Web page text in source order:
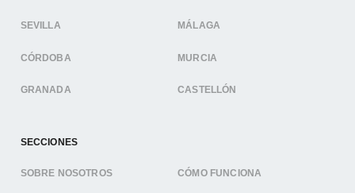
SEVILLA MÁLAGA
CÓRDOBA MURCIA
GRANADA CASTELLÓN
SECCIONES
SOBRE NOSOTROS CÓMO FUNCIONA